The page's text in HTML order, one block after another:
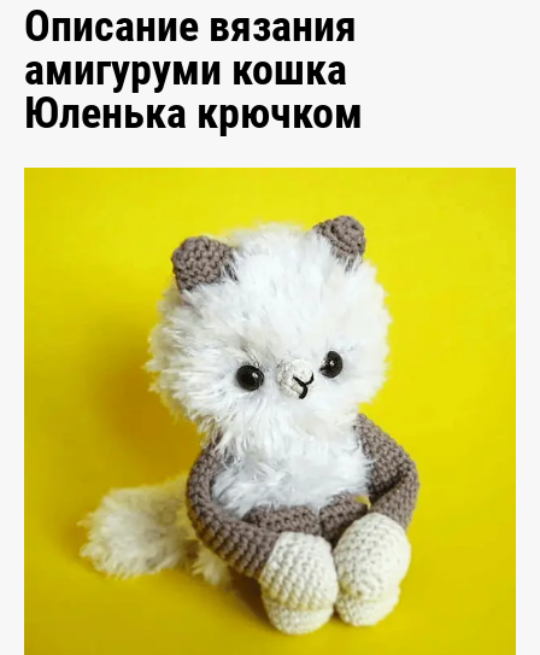
Описание вязания
амигуруми кошка
Юленька крючком